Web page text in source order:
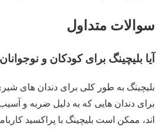
سوالات متداول
آیا بلیچینگ برای کودکان و
بلیچینگ به طور کلی برای دندان های
برای دندان هایی که به دلیل ضربه و
اند، ممکن است بلیچینگ با پراکسید